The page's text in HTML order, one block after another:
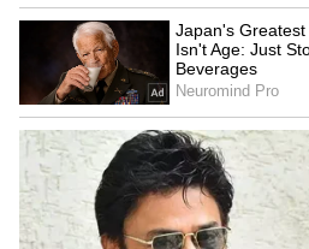
సినిమాలు చేసుకుంటూ
మాత్రమే చేసే మహేష్ బాబు..
ఫ్యామిలీకే
చాలు..ఫ్యామిలీని తీసుకుని
ఈక్రమంలో ఆయన కొన్ని
చరణ్ మిస్ అయిన కథతో తాను
సూపర్ స్టార్.